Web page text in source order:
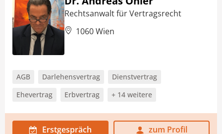
Rechtsanwalt für Vertragsrecht
1060 Wien
AGB Darlehensvertrag
Dienstvertrag
Ehevertrag
Erbvertrag + 14 weitere
Erstgespräch zum Profil